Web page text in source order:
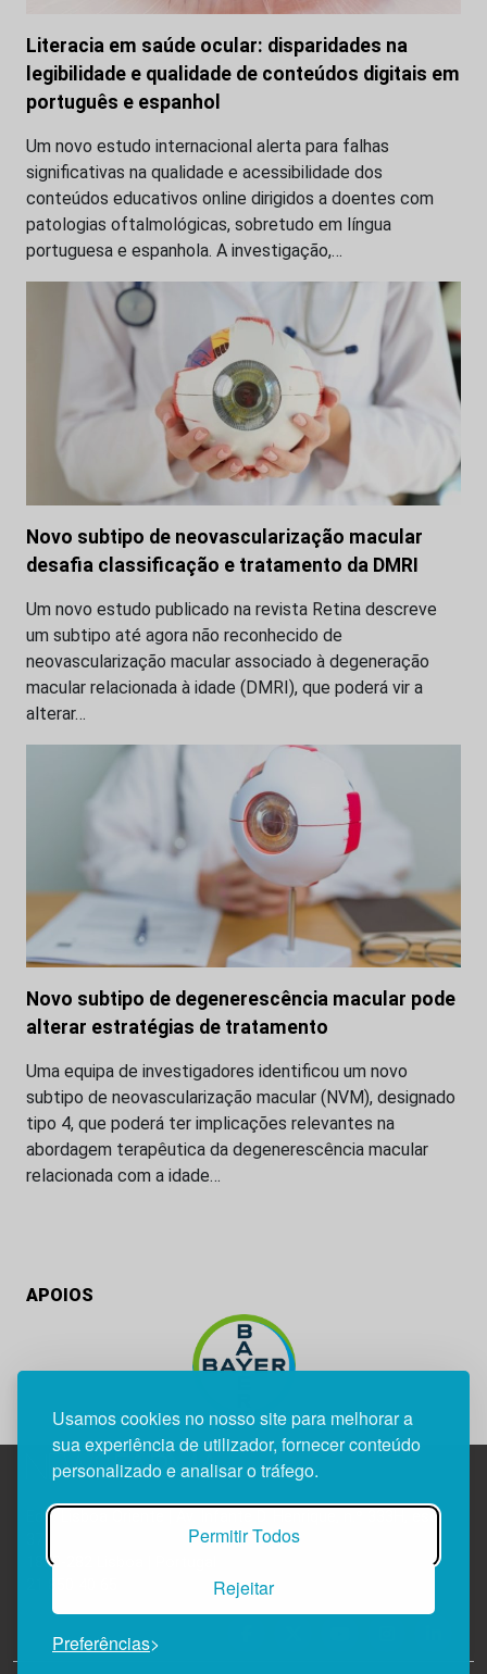
Usamos cookies no nosso site para melhorar a
sua experiência de utilizador, fornecer conteúdo
personalizado e analisar o tráfego.
Permitir Todos
Rejeitar
Preferências
Literacia em saúde ocular: disparidades na
legibilidade e qualidade de conteúdos digitais em
português e espanhol
Um novo estudo internacional alerta para falhas
significativas na qualidade e acessibilidade dos
conteúdos educativos online dirigidos a doentes com
patologias oftalmológicas, sobretudo em língua
portuguesa e espanhola. A investigação,…
Novo subtipo de neovascularização macular
desafia classificação e tratamento da DMRI
Um novo estudo publicado na revista Retina descreve
um subtipo até agora não reconhecido de
neovascularização macular associado à degeneração
macular relacionada à idade (DMRI), que poderá vir a
alterar…
Novo subtipo de degenerescência macular pode
alterar estratégias de tratamento
Uma equipa de investigadores identificou um novo
subtipo de neovascularização macular (NVM), designado
tipo 4, que poderá ter implicações relevantes na
abordagem terapêutica da degenerescência macular
relacionada com a idade…
APOIOS
Edif. Lisboa Oriente | Av. Infante D. Henrique, n.º 333H, esc.
1800-282 Lisboa | Portugal